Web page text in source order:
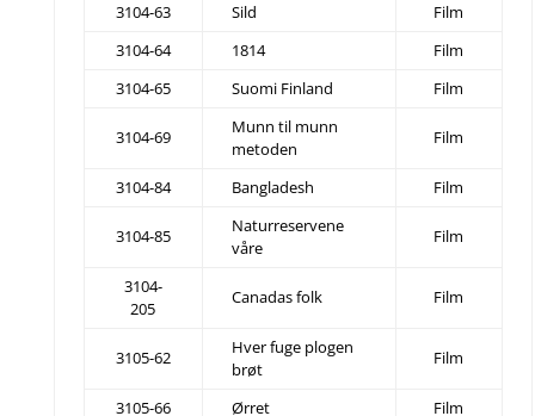
3104-63 Sild
Film
3104-64
1814
Film
3104-65
Suomi Finland Film
3104-69
Munn til munn
metoden
Film
3104-84 Bangladesh Film
3104-85
Naturreservene
våre
Film
3104-
205
Canadas folk Film
3105-62
Hver fuge plogen
brøt
Film
3105-66 Ørret
Film